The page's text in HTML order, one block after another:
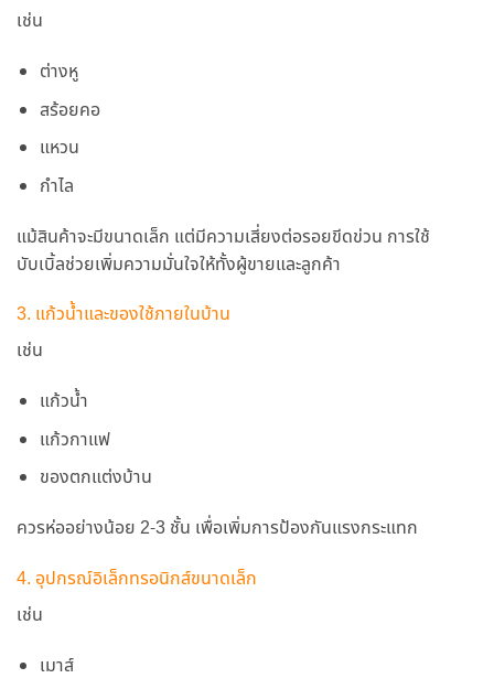
เช่น
ต่างหู
สร้อยคอ
แหวน
กำไล
แม้สินค้าจะมีขนาดเล็ก แต่มีความเสี่ยงต่อรอยขีดข่วน การใช้
บับเบิ้ลช่วยเพิ่มความมั่นใจให้ทั้งผู้ขายและลูกค้า
3. แก้วน้ำและของใช้ภายในบ้าน
เช่น
แก้วน้ำ
แก้วกาแฟ
ของตกแต่งบ้าน
ควรห่ออย่างน้อย 2-3 ชั้น เพื่อเพิ่มการป้องกันแรงกระแทก
4. อุปกรณ์อิเล็กทรอนิกส์ขนาดเล็ก
เช่น
เมาส์